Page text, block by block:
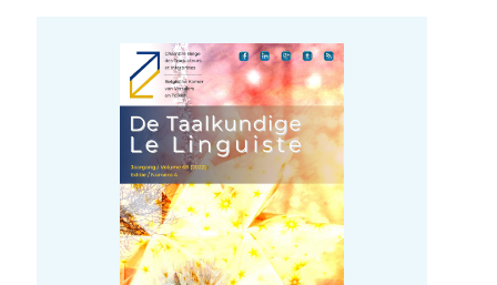
De Taalkundige – Le
Linguiste 2023-1
Mehr erfahren